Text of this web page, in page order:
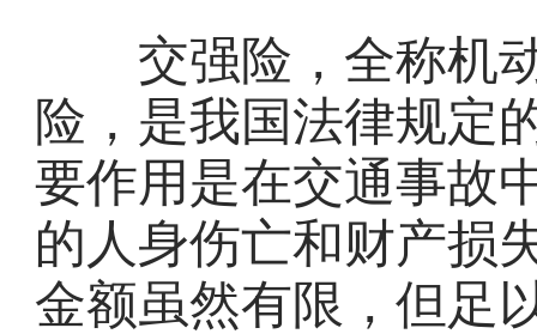
交强险，全称机动
险，是我国法律规定
要作用是在交通事故
的人身伤亡和财产损
金额虽然有限，但足